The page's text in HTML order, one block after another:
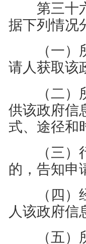
第三十
据下列情况
（一
请人获取该
（二
供该政府信
式、途径和
（三
的，告知申
（四
人该政府信
（五